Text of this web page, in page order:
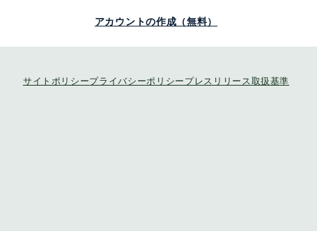
アカウントの作成（無料）
サイトポリシープライバシーポリシー プレスリリース取扱基準